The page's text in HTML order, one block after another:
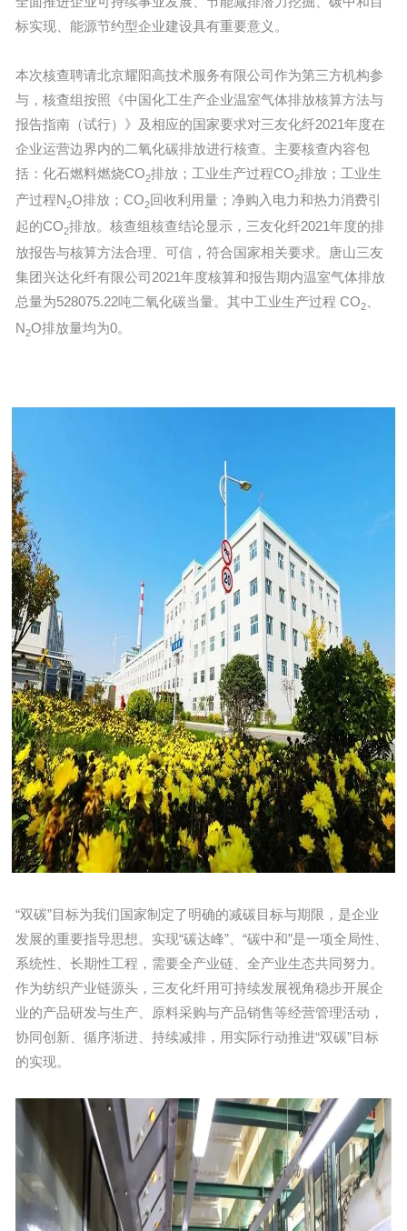
标实现、能源节约型企业建设具有重要意义。
本次核查聘请北京耀阳高技术服务有限公司作为第三方机构参
与，核查组按照《中国化工生产企业温室气体排放核算方法与
报告指南（试行）》及相应的国家要求对三友化纤2021年度在
企业运营边界内的二氧化碳排放进行核查。主要核查内容包
括：化石燃料燃烧CO2排放；工业生产过程CO2排放；工业生
产过程N2O排放；CO2回收利用量；净购入电力和热力消费引
起的CO2排放。核查组核查结论显示，三友化纤2021年度的排
放报告与核算方法合理、可信，符合国家相关要求。唐山三友
集团兴达化纤有限公司2021年度核算和报告期内温室气体排放
总量为528075.22吨二氧化碳当量。其中工业生产过程 CO2、
N2O排放量均为0。
“双碳”目标为我们国家制定了明确的减碳目标与期限，是企业
发展的重要指导思想。实现“碳达峰”、“碳中和”是一项全局性、
系统性、长期性工程，需要全产业链、全产业生态共同努力。
作为纺织产业链源头，三友化纤用可持续发展视角稳步开展企
业的产品研发与生产、原料采购与产品销售等经营管理活动，
协同创新、循序渐进、持续减排，用实际行动推进“双碳”目标
的实现。